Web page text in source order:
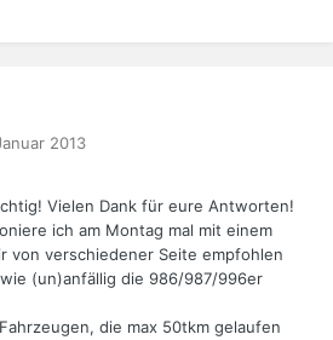
2013
Vielen Dank für eure Antworten!
ich am Montag mal mit einem
von verschiedener Seite empfohlen
(un)anfällig die 986/987/996er
die max 50tkm gelaufen